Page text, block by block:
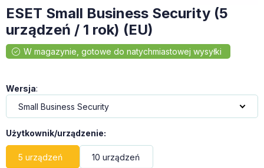
ESET Small Business Security (5
urządzeń / 1 rok) (EU)
Wersja:
Użytkownik/urządzenie:
5 urządzeń 10 urządzeń